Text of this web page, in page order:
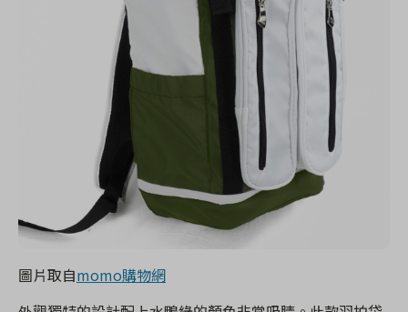
圖片取自momo購物網